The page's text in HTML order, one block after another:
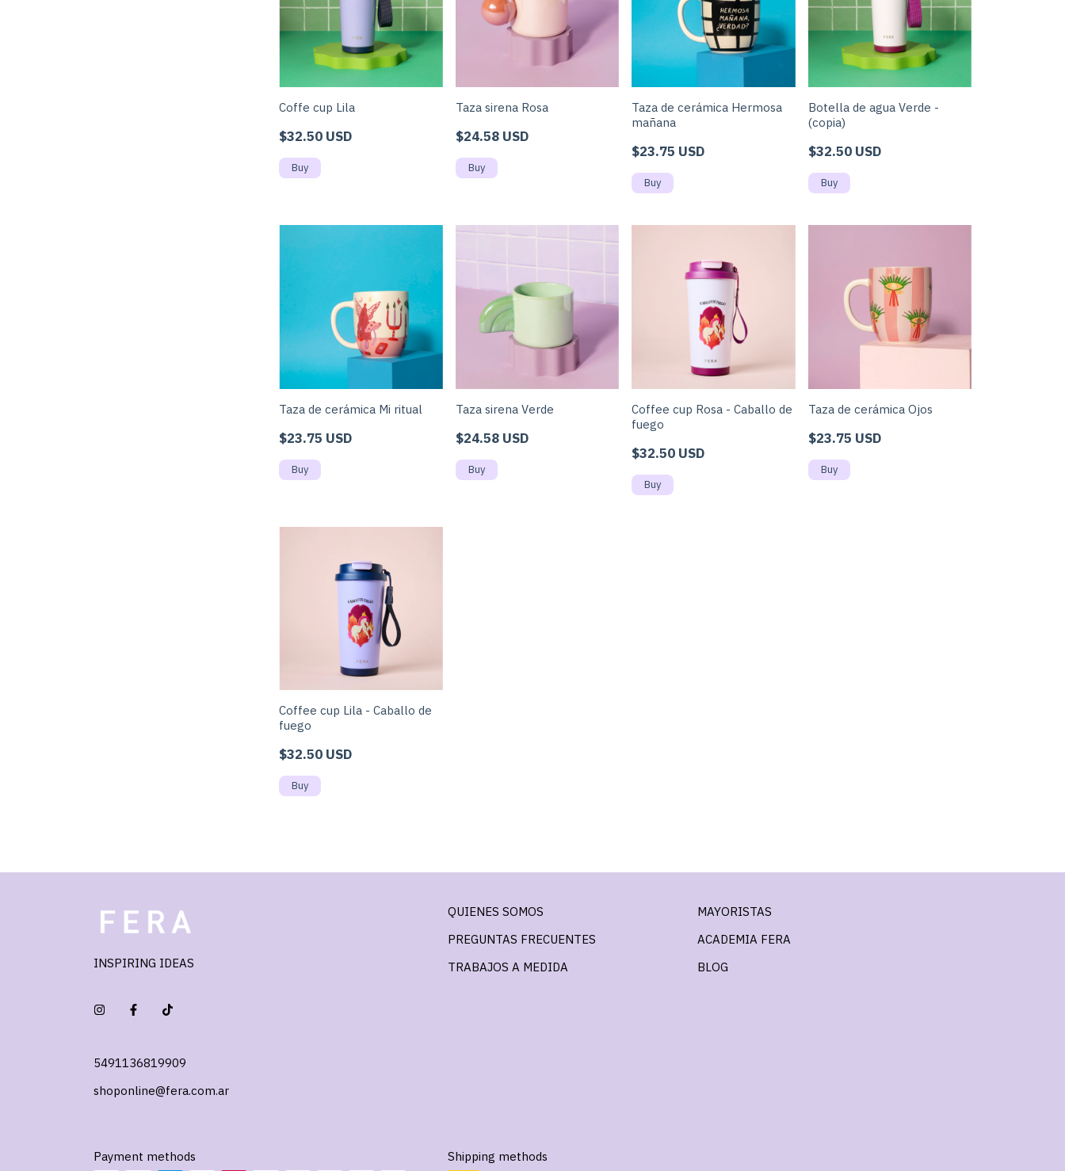
Coffe cup Lila
$32.50 USD
Taza sirena Rosa
$24.58 USD
Taza de cerámica Hermosa
mañana
$23.75 USD
Botella de agua Verde -
(copia)
$32.50 USD
Taza de cerámica Mi ritual
$23.75 USD
Taza sirena Verde
$24.58 USD
Coffee cup Rosa - Caballo de
fuego
$32.50 USD
Taza de cerámica Ojos
$23.75 USD
Coffee cup Lila - Caballo de
fuego
$32.50 USD
INSPIRING IDEAS
5491136819909
shoponline@fera.com.ar
QUIENES SOMOS
PREGUNTAS FRECUENTES
TRABAJOS A MEDIDA
MAYORISTAS
ACADEMIA FERA
BLOG
Payment methods Shipping methods